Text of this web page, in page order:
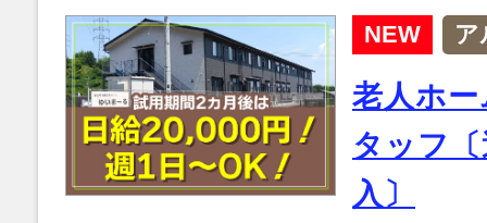
NEW ア
老人ホ
タッフ
入〕